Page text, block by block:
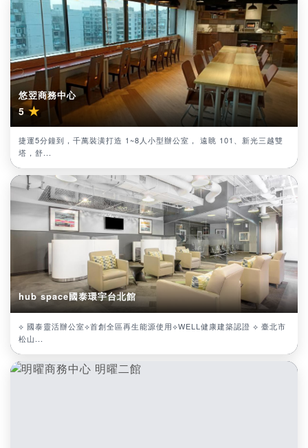
悠翌商務中心
5★
捷運5分鐘到，千萬裝潢打造 1~8人小型辦公室， 遠眺 101、新光三越雙
塔，舒...
hub space國泰環宇台北館
⟡ 國泰靈活辦公室⟡首創全區再生能源使用⟡WELL健康建築認證 ⟡ 臺北市
松山...